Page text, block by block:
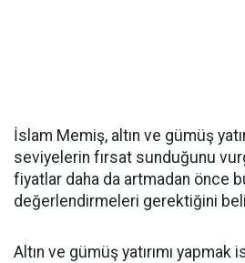
İslam Memiş, altın ve gümüş
seviyelerin fırsat sunduğunu
fiyatlar daha da artmadan önce
değerlendirmeleri gerektiğini
Altın ve gümüş yatırımı